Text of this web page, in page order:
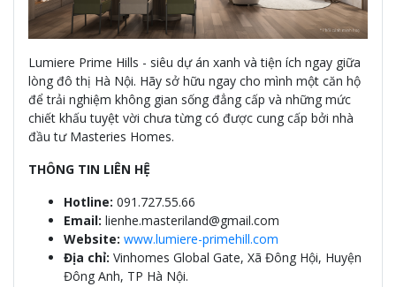
Lumiere Prime Hills - siêu dự án xanh và tiện ích ngay giữa
lòng đô thị Hà Nội. Hãy sở hữu ngay cho mình một căn hộ
để trải nghiệm không gian sống đẳng cấp và những mức
chiết khấu tuyệt vời chưa từng có được cung cấp bởi nhà
đầu tư Masteries Homes.
THÔNG TIN LIÊN HỆ
Hotline: 091.727.55.66
Email: lienhe.masteriland@gmail.com
Website: www.lumiere-primehill.com
Địa chỉ: Vinhomes Global Gate, Xã Đông Hội, Huyện
Đông Anh, TP Hà Nội.